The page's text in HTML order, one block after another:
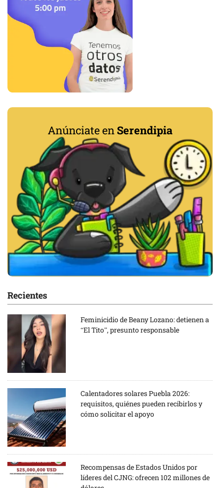
Anúnciate en Serendipia
Recientes
Feminicidio de Beany Lozano: detienen a
“El Tito”, presunto responsable
Calentadores solares Puebla 2026:
requisitos, quiénes pueden recibirlos y
cómo solicitar el apoyo
Recompensas de Estados Unidos por
líderes del CJNG: ofrecen 102 millones de